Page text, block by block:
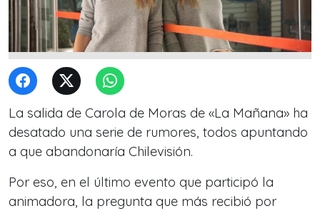
La salida de Carola de Moras de «La Mañana» ha
desatado una serie de rumores, todos apuntando
a que abandonaría Chilevisión.
Por eso, en el último evento que participó la
animadora, la pregunta que más recibió por